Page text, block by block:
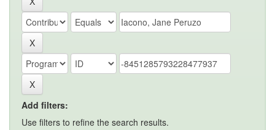
Add filters:
Use filters to refine the search results.